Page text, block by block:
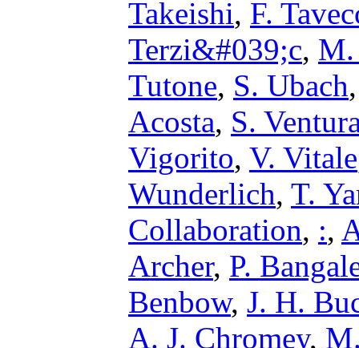
Takeishi, F.
Terzi&#039;c, M.
Tutone, S. Ubach
Acosta, S.
Vigorito, V. Vitale
Wunderlich, T.
Collaboration, :,
Archer, P.
Benbow, J. H.
A. J. Chromey,